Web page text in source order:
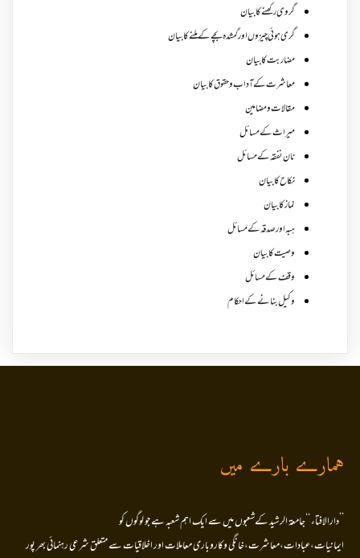
گروی رکھنے کا بیان
گری ہوئی چیزوں اورگمشدہ بچے کے ملنے کا بیان
مضاربت کا بیان
معاشرت کے آداب و حقوق کا بیان
مقالات ومضامین
میراث کے مسائل
نان نفقہ کے مسائل
نکاح کا بیان
نماز کا بیان
ہبہ اور صدقہ کے مسائل
وصیت کا بیان
وقف کے مسائل
وکیل بنانے کے احکام
ہمارے بارے میں
’’دارالافتاء ‘‘جامعۃ الرشید کےشعبوں میں سے ایک اہم شعبہ ہے جو لوگوں کو
ایمانیات،عبادات،معاشرت،خانگی وکاروباری معاملات اور اخلاقیات سے متعلق شرعی رہنمائی بھر پور